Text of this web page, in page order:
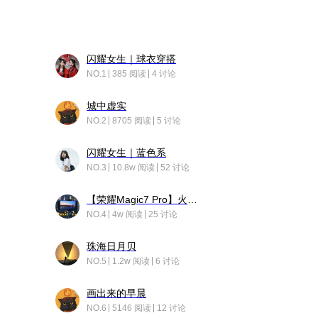
闪耀女生｜球衣穿搭
NO.1 385 阅读 4 讨论
城中虚实
NO.2 8705 阅读 5 讨论
闪耀女生｜蓝色系
NO.3 10.8w 阅读 52 讨论
NO.4 4w 阅读 25 讨论
珠海日月贝
NO.5 1.2w 阅读 6 讨论
画出来的早晨
NO.6 5146 阅读 12 讨论